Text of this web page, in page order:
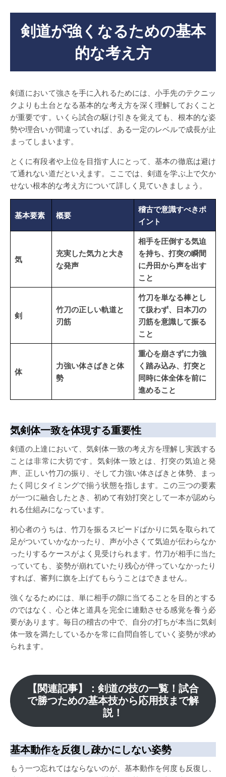
剣道が強くなるための基本
的な考え方
剣道において強さを手に入れるためには、小手先のテクニッ
クよりも土台となる基本的な考え方を深く理解しておくこと
が重要です。いくら試合の駆け引きを覚えても、根本的な姿
勢や理合いが間違っていれば、ある一定のレベルで成長が止
まってしまいます。
とくに有段者や上位を目指す人にとって、基本の徹底は避け
て通れない道だといえます。ここでは、剣道を学ぶ上で欠か
せない根本的な考え方について詳しく見ていきましょう。
基本要素 概要
稽古で意識すべきポ
イント
気
充実した気力と大き
な発声
相手を圧倒する気迫
を持ち、打突の瞬間
に丹田から声を出す
こと
剣
竹刀の正しい軌道と
刃筋
竹刀を単なる棒とし
て扱わず、日本刀の
刃筋を意識して振る
こと
体
力強い体さばきと体
勢
重心を崩さずに力強
く踏み込み、打突と
同時に体全体を前に
進めること
気剣体一致を体現する重要性
剣道の上達において、気剣体一致の考え方を理解し実践する
ことは非常に大切です。気剣体一致とは、打突の気迫と発
声、正しい竹刀の振り、そして力強い体さばきと体勢、まっ
たく同じタイミングで揃う状態を指します。この三つの要素
が一つに融合したとき、初めて有効打突として一本が認めら
れる仕組みになっています。
初心者のうちは、竹刀を振るスピードばかりに気を取られて
足がついていかなかったり、声が小さくて気迫が伝わらなか
ったりするケースがよく見受けられます。竹刀が相手に当た
っていても、姿勢が崩れていたり残心が伴っていなかったり
すれば、審判に旗を上げてもらうことはできません。
強くなるためには、単に相手の隙に当てることを目的とする
のではなく、心と体と道具を完全に連動させる感覚を養う必
要があります。毎日の稽古の中で、自分の打ちが本当に気剣
体一致を満たしているかを常に自問自答していく姿勢が求め
られます。
【関連記事】：剣道の技の一覧！試合
で勝つための基本技から応用技まで解
説！
基本動作を反復し疎かにしない姿勢
もう一つ忘れてはならないのが、基本動作を何度も反復し、